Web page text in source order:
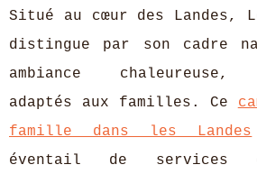
Situé au cœur des Landes,
distingue par son cadre
ambiance chaleureuse,
adaptés aux familles. Ce
famille dans les Landes
éventail de services